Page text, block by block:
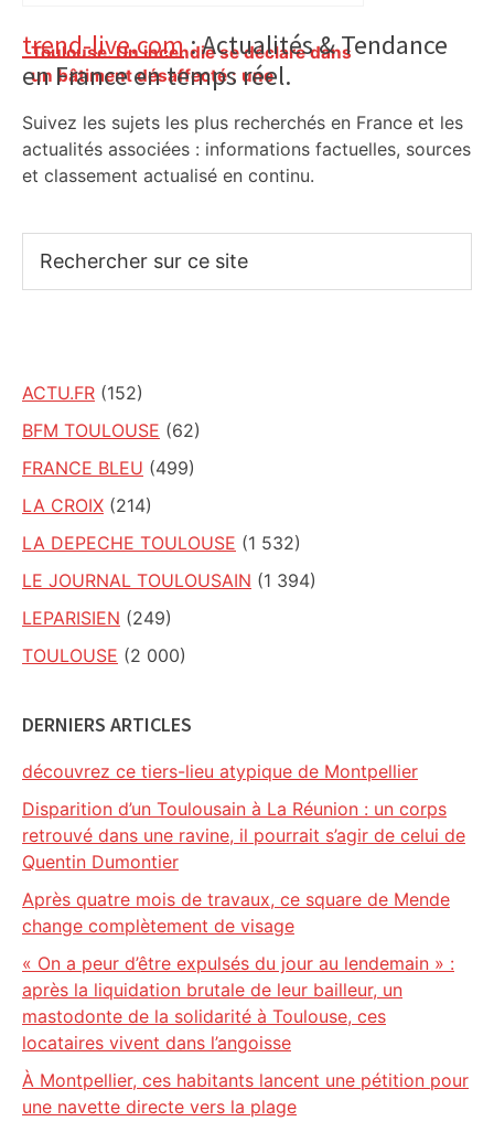
Toulouse. Un incendie se déclare dans
un bâtiment désaffecté : une
Actu.fr
Primary
Sidebar
trend-live.com: Actualités & Tendance
en France en temps réel.
Suivez les sujets les plus recherchés en France et les
actualités associées : informations factuelles, sources
et classement actualisé en continu.
sur
ACTU.FR (152)
BFM TOULOUSE (62)
FRANCE BLEU (499)
LA CROIX (214)
LA DEPECHE TOULOUSE (1 532)
LE JOURNAL TOULOUSAIN (1 394)
LEPARISIEN (249)
TOULOUSE (2 000)
DERNIERS ARTICLES
découvrez ce tiers-lieu atypique de Montpellier
Disparition d’un Toulousain à La Réunion : un corps
retrouvé dans une ravine, il pourrait s’agir de celui de
Quentin Dumontier
Après quatre mois de travaux, ce square de Mende
change complètement de visage
« On a peur d’être expulsés du jour au lendemain » :
après la liquidation brutale de leur bailleur, un
mastodonte de la solidarité à Toulouse, ces
locataires vivent dans l’angoisse
À Montpellier, ces habitants lancent une pétition pour
une navette directe vers la plage